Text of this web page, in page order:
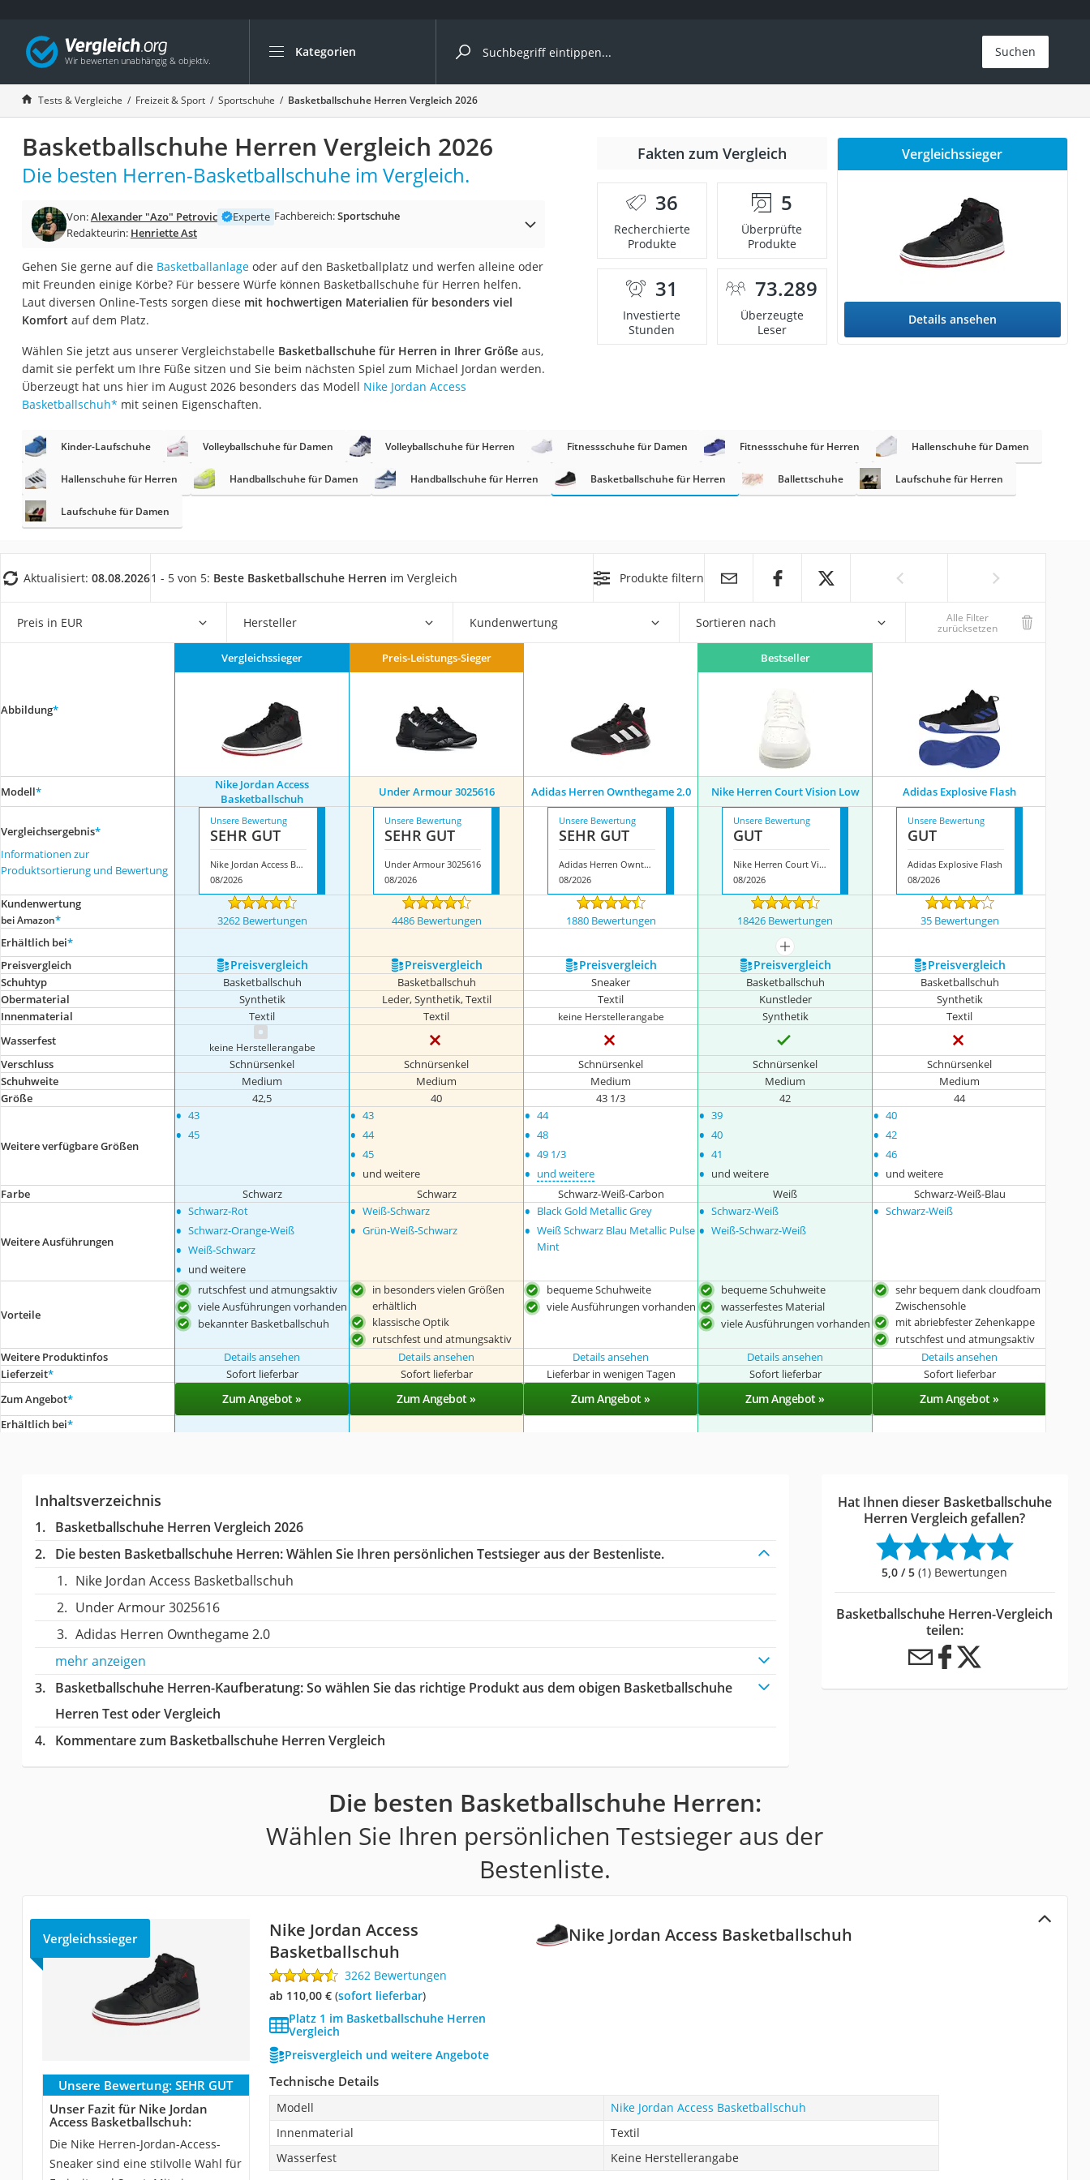
Kategorien
Die beliebtesten Vergleiche nach Kategorie
Freizeit & Sport
Gartentrampolin
Trampolin
Metalldetektor
Trampolin 366 cm
Aluminium-Koffer
Futterboot
E-Bike-Dreirad
Trekkingschuhe Herren
Reisetasche mit Rollen
Koffer
Nachtsichtgerät
Wanderschuhe Herren
Suchen
Tests & Vergleiche Freizeit & Sport Sportschuhe Basketballschuhe Herren Vergleich 2026
Basketballschuhe Herren Vergleich 2026
Die besten Herren-Basketballschuhe im Vergleich.
Von:Alexander "Azo" Petrovic Experte Fachbereich:Sportschuhe
Redakteurin: Henriette Ast
Gehen Sie gerne auf die Basketballanlageoder auf den Basketballplatz und werfen alleine oder
mit Freunden einige Körbe? Für bessere Würfe können Basketballschuhe für Herren helfen.
Laut diversen Online-Tests sorgen diese mit hochwertigen Materialien für besonders viel
Komfort auf dem Platz.
Wählen Sie jetzt aus unserer Vergleichstabelle Basketballschuhe für Herren in Ihrer Größeaus,
damit sie perfekt um Ihre Füße sitzen und Sie beim nächsten Spiel zum Michael Jordan werden.
Überzeugt hat uns hier im August 2026 besonders das Modell Nike Jordan Access
Basketballschuh* mit seinen Eigenschaften.
Fakten zum Vergleich
36
Recherchierte
Produkte
5
Überprüfte
Produkte
31
Investierte
Stunden
73.289
Überzeugte
Leser
Vergleichssieger
Details ansehen
Kinder-Laufschuhe Volleyballschuhe für Damen Volleyballschuhe für Herren Fitnessschuhe für Damen Fitnessschuhe für Herren Hallenschuhe für Damen
Hallenschuhe für Herren Handballschuhe für Damen Handballschuhe für Herren Basketballschuhe für Herren Ballettschuhe Laufschuhe für Herren
Laufschuhe für Damen
Aktualisiert: 08.08.20261 - 5 von 5: Beste Basketballschuhe Herren im Vergleich Produkte filtern
Preis in EUR Hersteller Kundenwertung Sortieren nach Alle Filter
zurücksetzen
Abbildung*
Vergleichssieger Preis-Leistungs-Sieger Bestseller
Modell*
Nike Jordan Access
Basketballschuh
Under Armour 3025616 Adidas Herren Ownthegame 2.0 Nike Herren Court Vision Low Adidas Explosive Flash
Vergleichsergebnis*
Informationen zur
Produktsortierung und Bewertung
Unsere Bewertung
SEHR GUT
Nike Jordan Access Basketballschuh
08/2026
Unsere Bewertung
SEHR GUT
Under Armour 3025616
08/2026
Unsere Bewertung
SEHR GUT
Adidas Herren Ownthegame 2.0
08/2026
Unsere Bewertung
GUT
Nike Herren Court Vision Low
08/2026
Unsere Bewertung
GUT
Adidas Explosive Flash
08/2026
Kundenwertung
bei Amazon* 3262 Bewertungen 4486 Bewertungen 1880 Bewertungen 18426 Bewertungen
35 Bewertungen
Erhältlich bei*
mehr anzeigen
Preis­vergleich
Preis­vergleich Preis­vergleich Preis­vergleich Preis­vergleich Preis­vergleich
Schuhtyp Basketballschuh Basketballschuh Sneaker Basketballschuh
Basketballschuh
Obermaterial
Synthetik Leder, Synthetik, Textil Textil Kunstleder
Synthetik
Innenmaterial
Textil Textil keine Herstellerangabe Synthetik
Textil
Wasserfest
keine Herstellerangabe
Verschluss Schnürsenkel Schnürsenkel Schnürsenkel Schnürsenkel
Schnürsenkel
Schuhweite
Medium Medium Medium Medium
Medium
Größe
42,5 40 43 1/3 42 44
Weitere verfügbare Größen
• 43
• 45
• 43
• 44
• 45
• und weitere
• 44
• 48
• 49 1/3
• und weitere
• 39
• 40
• 41
• und weitere
• 40
• 42
• 46
• und weitere
Farbe
Schwarz Schwarz Schwarz-Weiß-Carbon Weiß Schwarz-Weiß-Blau
Weitere Ausführungen
• Schwarz-Rot
• Schwarz-Orange-Weiß
• Weiß-Schwarz
• und weitere
• Weiß-Schwarz
• Grün-Weiß-Schwarz
• Black Gold Metallic Grey
• Weiß Schwarz Blau Metallic Pulse
Mint
• Schwarz-Weiß
• Weiß-Schwarz-Weiß
• Schwarz-Weiß
Vorteile
rutschfest und atmungsaktiv
viele Ausführungen vorhanden
bekannter Basketballschuh
in besonders vielen Größen
erhältlich
klassische Optik
rutschfest und atmungsaktiv
bequeme Schuhweite
viele Ausführungen vorhanden
bequeme Schuhweite
wasserfestes Material
viele Ausführungen vorhanden
sehr bequem dank cloudfoam
Zwischensohle
mit abriebfester Zehenkappe
rutschfest und atmungsaktiv
Weitere Produktinfos
Details ansehen Details ansehen Details ansehen Details ansehen
Details ansehen
Lieferzeit* Sofort lieferbar Sofort lieferbar Lieferbar in wenigen Tagen Sofort lieferbar
Sofort lieferbar
Zum Angebot* Zum Angebot » Zum Angebot » Zum Angebot » Zum Angebot » Zum Angebot »
Erhältlich bei*
Inhaltsverzeichnis
Basketballschuhe Herren Vergleich 2026
Die besten Basketballschuhe Herren:Wählen Sie Ihren persönlichen Testsieger aus der Bestenliste.
Nike Jordan Access Basketballschuh
Under Armour 3025616
Adidas Herren Ownthegame 2.0
mehr anzeigen
Basketballschuhe Herren-Kaufberatung: So wählen Sie das richtige Produkt aus dem obigen Basketballschuhe
Herren Test oder Vergleich
Kommentare zum Basketballschuhe Herren Vergleich
Hat Ihnen dieser Basketballschuhe
Herren Vergleich gefallen?
5,0 / 5 (1) Bewertungen
Basketballschuhe Herren-Vergleich
teilen:
Die besten Basketballschuhe Herren:
Wählen Sie Ihren persönlichen Testsieger aus der
Bestenliste.
Nike Jordan Access Basketballschuh
Vergleichssieger
Nike Jordan Access
Basketballschuh
3262 Bewertungen
ab 110,00 €( Sofort lieferbar)
Platz 1 im Basketballschuhe Herren
Vergleich
Preisvergleich und weitere Angebote
Unsere Bewertung: SEHR GUT
Unser Fazit für Nike Jordan
Access Basketballschuh:
Die Nike Herren-Jordan-Access-
Sneaker sind eine stilvolle Wahl für
Technische Details
Modell
Nike Jordan Access Basketballschuh
Innenmaterial
Textil
Wasserfest
Keine Herstellerangabe